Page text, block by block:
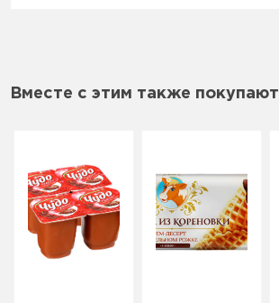
Вместе с этим также покупают